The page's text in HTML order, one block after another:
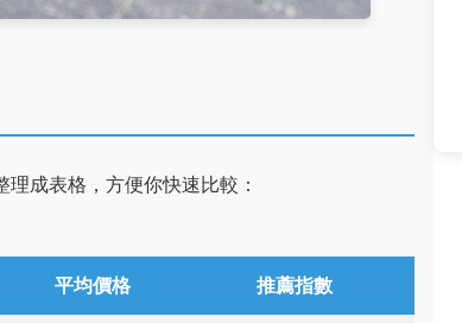
成表格，方便你快速比較：
平均價格 推薦指數